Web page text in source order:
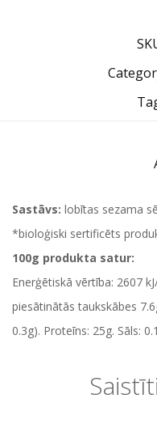
Sastāvs: lobītas sezama
*bioloģiski sertificēts
100g produkta satur:
Enerģētiskā vērtība: 2607
piesātinātās taukskābes
0.3g). Proteīns: 25g. Sāls: